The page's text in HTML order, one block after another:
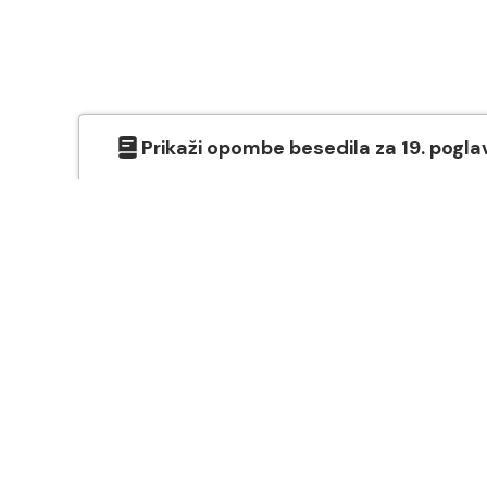
Prikaži opombe besedila za 19.